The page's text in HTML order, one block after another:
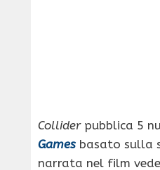
Colliderpubblica 5
Games basato sulla
narrata nel film